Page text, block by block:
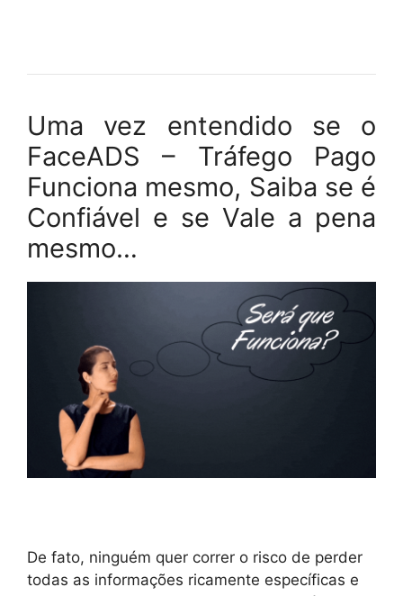
Uma vez entendido se o
FaceADS – Tráfego Pago
Funciona mesmo, Saiba se é
Confiável e se Vale a pena
mesmo…
De fato, ninguém quer correr o risco de perder
todas as informações ricamente específicas e